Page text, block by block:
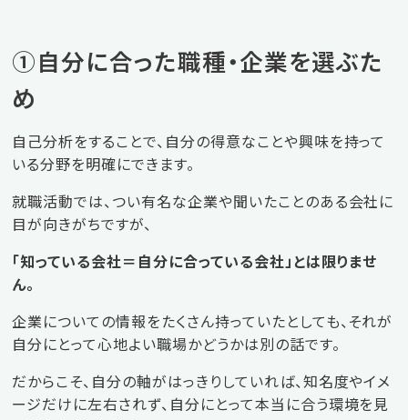
①自分に合った職種・企業を選ぶた
め
自己分析をすることで、自分の得意なことや興味を持って
いる分野を明確にできます。
就職活動では、つい有名な企業や聞いたことのある会社に
目が向きがちですが、
「知っている会社＝自分に合っている会社」とは限りませ
ん。
企業についての情報をたくさん持っていたとしても、それが
自分にとって心地よい職場かどうかは別の話です。
だからこそ、自分の軸がはっきりしていれば、知名度やイメ
ージだけに左右されず、自分にとって本当に合う環境を見